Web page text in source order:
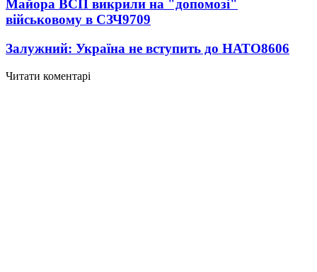
Майора ВСП викрили на "допомозі"
військовому в СЗЧ9709
Залужний: Україна не вступить до НАТО8606
Читати коментарі